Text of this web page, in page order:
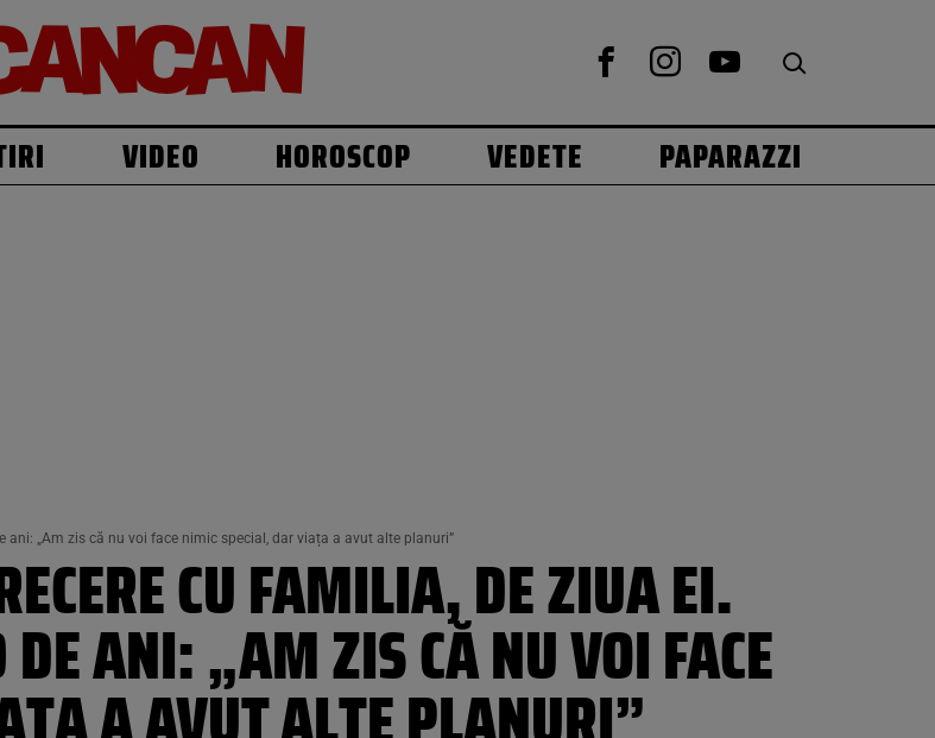
VIDEO HOROSCOP VEDETE PAPARAZZI
„Am zis că nu voi face nimic special, dar viața a avut alte planuri”
CU FAMILIA, DE ZIUA EI.
ANI: „AM ZIS CĂ NU VOI FACE